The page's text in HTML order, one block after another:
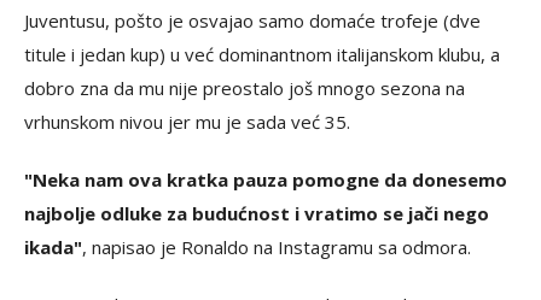
Juventusu, pošto je osvajao samo domaće trofeje (dve
titule i jedan kup) u već dominantnom italijanskom klubu, a
dobro zna da mu nije preostalo još mnogo sezona na
vrhunskom nivou jer mu je sada već 35.
"Neka nam ova kratka pauza pomogne da donesemo
najbolje odluke za budućnost i vratimo se jači nego
ikada", napisao je Ronaldo na Instagramu sa odmora.